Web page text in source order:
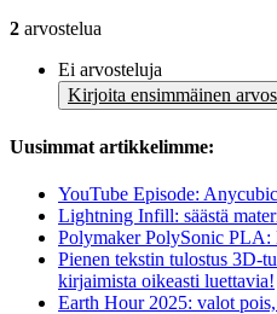
2 arvostelua
Ei arvosteluja
Kirjoita ensimmäinen
Uusimmat artikkelimme:
YouTube Episode:
Lightning Infill: säästä
Polymaker PolySonic PLA:
Pienen tekstin tulostus 3D-
kirjaimista oikeasti luettavia!
Earth Hour 2025: valot